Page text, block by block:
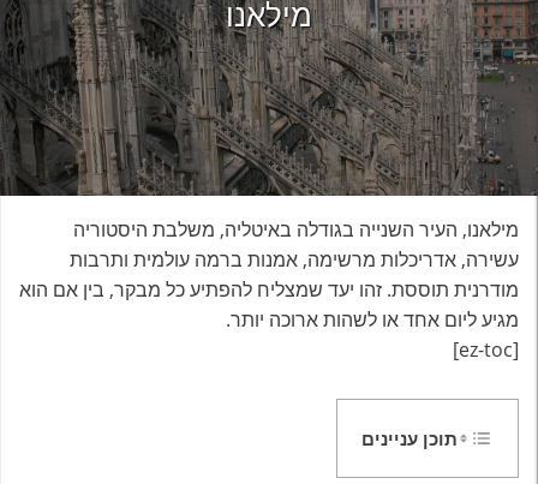
מילאנו
מילאנו, העיר השנייה בגודלה באיטליה, משלבת היסטוריה
עשירה, אדריכלות מרשימה, אמנות ברמה עולמית ותרבות
מודרנית תוססת. זהו יעד שמצליח להפתיע כל מבקר, בין אם הוא
מגיע ליום אחד או לשהות ארוכה יותר.
[ez-toc]
תוכן עניינים